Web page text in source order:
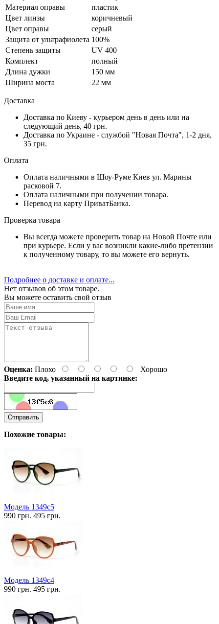
Материал оправы
пластик
Цвет линзы
коричневый
Цвет оправы
серый
Защита от ультрафиолета 100%
Степень защиты
UV 400
Комплект
полный
Длина дужки
150 мм
Ширина моста
22 мм
Доставка
Доставка по Киеву - курьером день в день или на
следующий день, 40 грн.
Доставка по Украине - службой "Новая Почта", 1-2 дня,
35 грн.
Оплата
Оплата наличными в Шоу-Руме Киев ул. Марины
расковой 7.
Оплата наличными при получении товара.
Перевод на карту ПриватБанка.
Проверка товара
Вы всегда можете проверить товар на Новой Почте или
при курьере. Если у вас возникли какие-либо претензии
к полученному товару, то вы можете его вернуть.
Подробнее о доставке и оплате...
Нет отзывов об этом товаре.
Вы можете оставить свой отзыв
Оценка: Плохо
Хорошо
Введите код, указанный на картинке:
Отправить
Похожие товары:
Модель 1349c5
990 грн. 495 грн.
Модель 1349c4
990 грн. 495 грн.